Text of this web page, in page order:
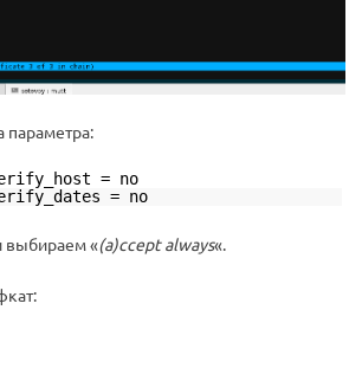
= no
= no
выбираем «(a)ccept always«.